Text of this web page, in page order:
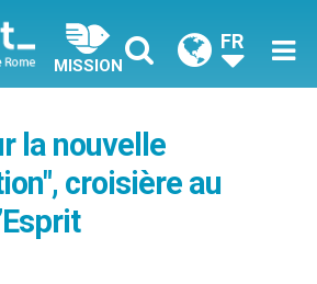
MISSION
FR
la nouvelle
croisière au